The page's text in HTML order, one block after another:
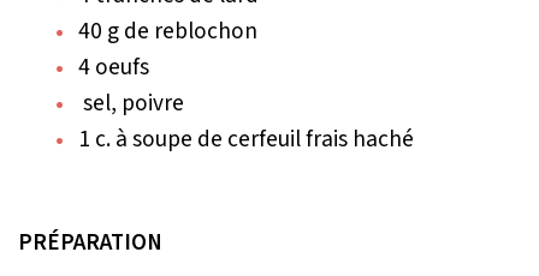
40 g de reblochon
4 oeufs
sel, poivre
1 c. à soupe de cerfeuil frais haché
PRÉPARATION